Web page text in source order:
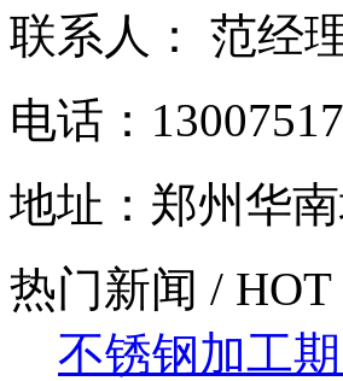
联系人： 范经
电话：
地址：郑州华
热门新闻 / HOT
不锈钢加工